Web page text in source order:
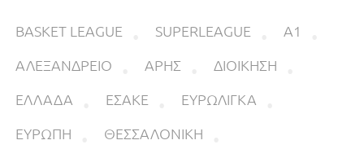
BASKET LEAGUE SUPERLEAGUE
Α1
ΑΛΕΞΑΝΔΡΕΙΟ
ΑΡΗΣ
ΔΙΟΙΚΗΣΗ
ΕΛΛΑΔΑ
ΕΣΑΚΕ
ΕΥΡΩΛΙΓΚΑ
ΕΥΡΩΠΗ
ΘΕΣΣΑΛΟΝΙΚΗ